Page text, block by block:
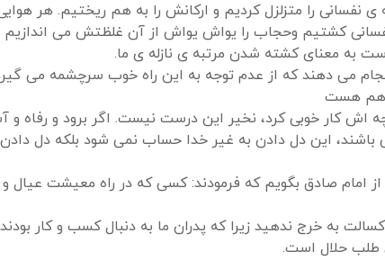
ی نفسانی را متزلزل کردیم و ارکانش را به هم ریختیم. هر
کشتیم وحجاب را یواش یواش از آن غلظتش می
به معنای کشته شدن مرتبه ی نازله ی ما.
می دهند که از عدم توجه به این راه خوب سرچشمه می
هم هست
اش کار خوبی کرد، نخیر این درست نیست. اگر برود و رفاه و
این دل دادن به غیر خدا حساب نمی شود بلکه دل دادن
از امام صادق بگویم که فرمودند: کسی که در راه معیشت
به خرج ندهید زیرا که پدران ما به دنبال کسب و کار
طلب حلال است.